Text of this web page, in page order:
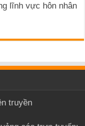
lĩnh vực hôn nhân
truyền